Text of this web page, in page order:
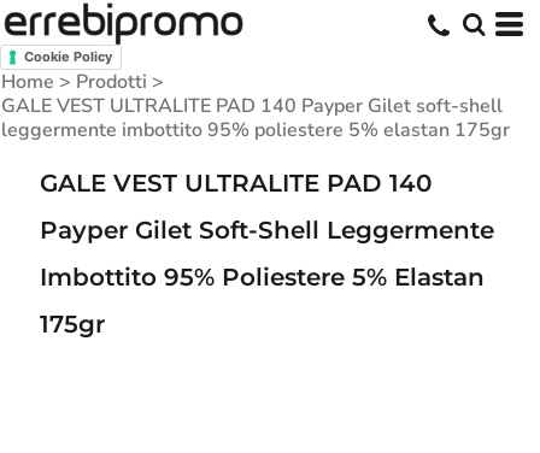
Cookie Policy
Home > Prodotti >
GALE VEST ULTRALITE PAD 140 Payper Gilet soft-shell
leggermente imbottito 95% poliestere 5% elastan 175gr
GALE VEST ULTRALITE PAD 140
Payper Gilet Soft-Shell Leggermente
Imbottito 95% Poliestere 5% Elastan
175gr